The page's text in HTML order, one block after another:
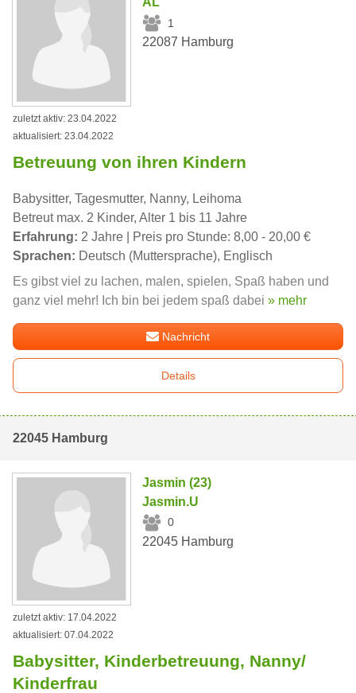
1
22087 Hamburg
zuletzt aktiv: 23.04.2022
aktualisiert: 23.04.2022
Betreuung von ihren Kindern
Babysitter, Tagesmutter, Nanny, Leihoma
Betreut max. 2 Kinder, Alter 1 bis 11 Jahre
Erfahrung: 2 Jahre | Preis pro Stunde: 8,00 - 20,00 €
Sprachen: Deutsch (Muttersprache), Englisch
Es gibst viel zu lachen, malen, spielen, Spaß haben und
ganz viel mehr! Ich bin bei jedem spaß dabei » mehr
Nachricht
Details
22045 Hamburg
Jasmin (23)
Jasmin.U
0
22045 Hamburg
zuletzt aktiv: 17.04.2022
aktualisiert: 07.04.2022
Babysitter, Kinderbetreuung, Nanny/
Kinderfrau